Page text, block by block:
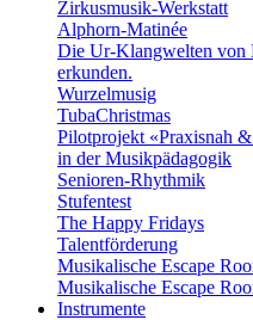
Zirkusmusik-Werkstatt
Alphorn-Matinée
Die Ur-Klangwelten von
erkunden.
Wurzelmusig
TubaChristmas
Pilotprojekt «Praxisnah
in der Musikpädagogik
Senioren-Rhythmik
Stufentest
The Happy Fridays
Talentförderung
Musikalische Escape
Musikalische Escape
Instrumente